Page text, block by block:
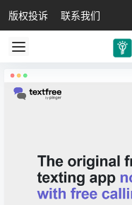
版权投诉 联系我们